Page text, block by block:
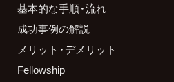
基本的な手順・流れ
成功事例の解説
メリット・デメリット
Fellowship